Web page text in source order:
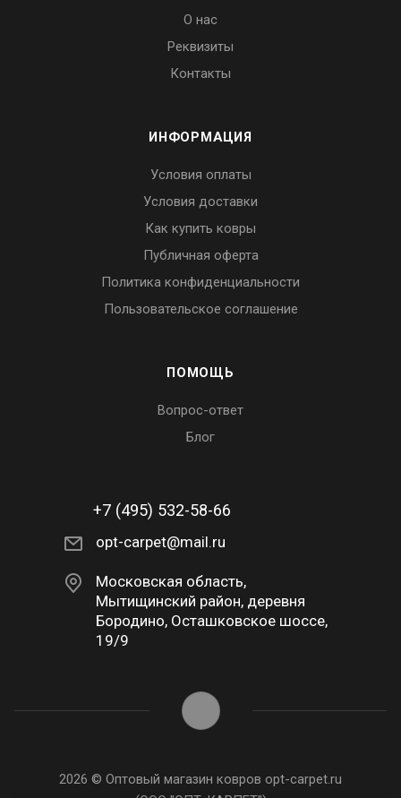
О нас
Реквизиты
Контакты
ИНФОРМАЦИЯ
Условия оплаты
Условия доставки
Как купить ковры
Публичная оферта
Политика конфиденциальности
Пользовательское соглашение
ПОМОЩЬ
Вопрос-ответ
Блог
+7 (495) 532-58-66
opt-carpet@mail.ru
Московская область,
Мытищинский район, деревня
Бородино, Осташковское шоссе,
19/9
2026 © Оптовый магазин ковров opt-carpet.ru